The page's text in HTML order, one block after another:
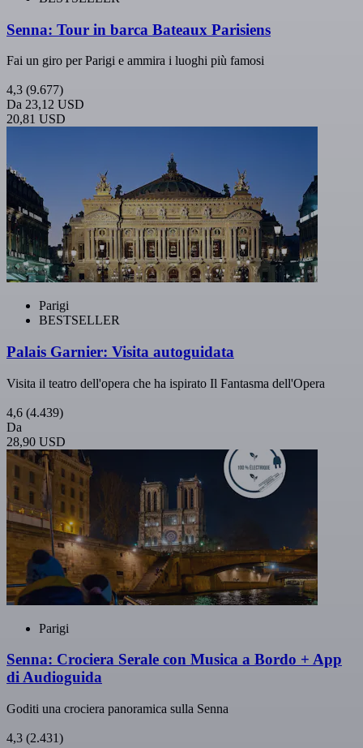
Senna: Tour in barca Bateaux Parisiens
Fai un giro per Parigi e ammira i luoghi più famosi
4,3 (9.677)
Da 23,12 USD
20,81 USD
Parigi
BESTSELLER
Palais Garnier: Visita autoguidata
Visita il teatro dell'opera che ha ispirato Il Fantasma dell'Opera
4,6 (4.439)
Da
28,90 USD
Parigi
Senna: Crociera Serale con Musica a Bordo + App
di Audioguida
Goditi una crociera panoramica sulla Senna
4,3 (2.431)